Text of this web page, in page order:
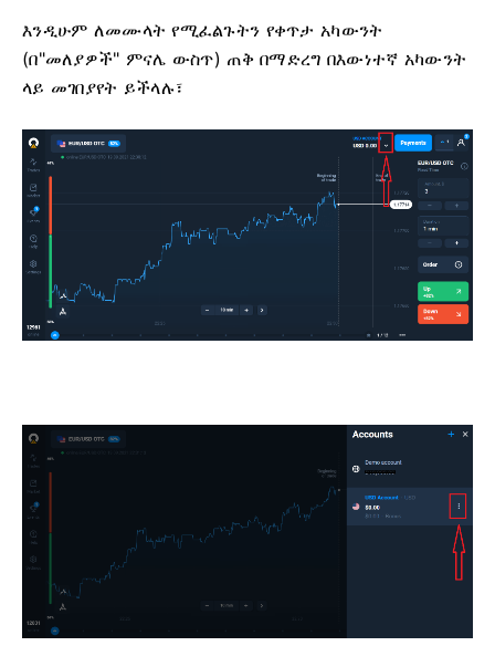
እንዲሁም ለመሙላት የሚፈልጉትን የቀጥታ አካውንት
(በ"መለያዎች" ምናሌ ውስጥ) ጠቅ በማድረግ በእውነተኛ አካውንት
ላይ መገበያየት ይችላሉ፣